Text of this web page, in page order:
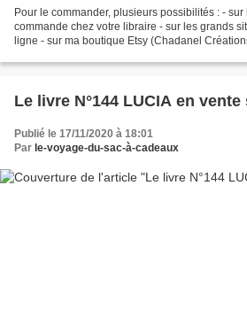
Pour le commander, plusieurs possibilités : - sur
commande chez votre libraire - sur les grands
ligne - sur ma boutique Etsy (Chadanel
Le livre N°144 LUCIA en
Publié le 17/11/2020 à 18:01
Par le-voyage-du-sac-à-cadeaux